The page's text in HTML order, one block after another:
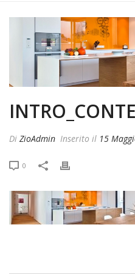
Di ZioAdmin Inserito il 15
0